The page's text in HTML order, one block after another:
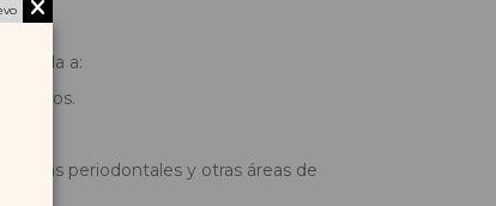
ayuda a:
bolsas periodontales y otras áreas de